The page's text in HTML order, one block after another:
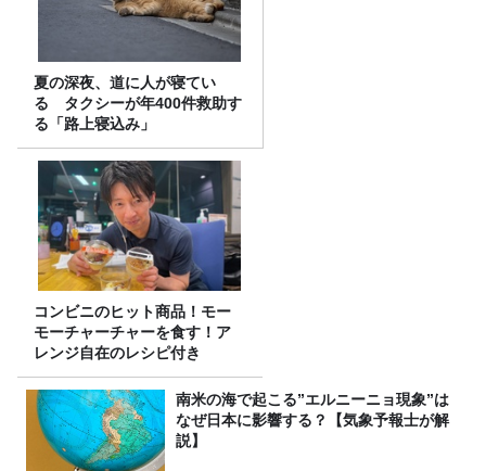
夏の深夜、道に人が寝てい
る タクシーが年400件救助す
る「路上寝込み」
コンビニのヒット商品！モー
モーチャーチャーを食す！ア
レンジ自在のレシピ付き
南米の海で起こる”エルニーニョ現象”は
なぜ日本に影響する？【気象予報士が解
説】